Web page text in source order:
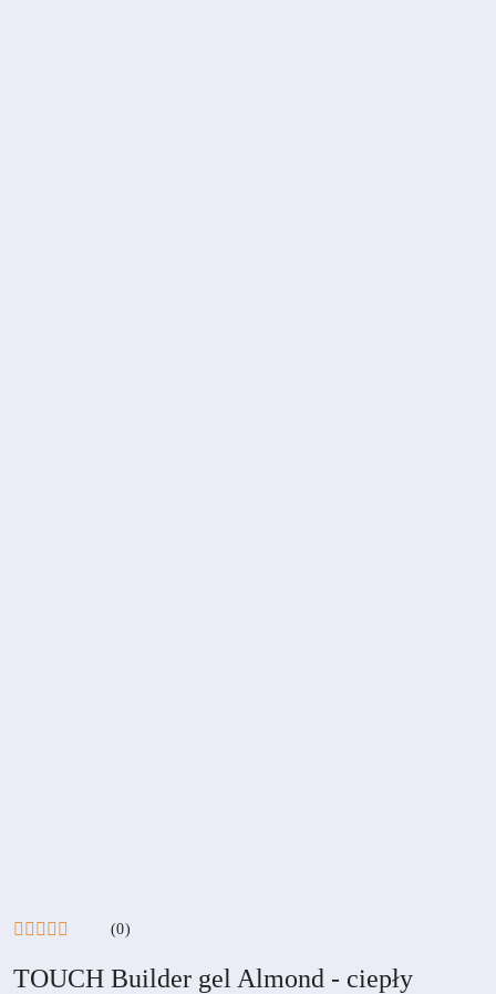
(0)
TOUCH Builder gel Almond - ciepły